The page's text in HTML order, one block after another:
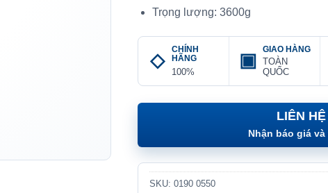
Trọng lượng: 3600g
CHÍNH
HÃNG
100%
GIAO HÀNG
TOÀN
QUỐC
LIÊN
Nhận báo giá
SKU:0190 0550